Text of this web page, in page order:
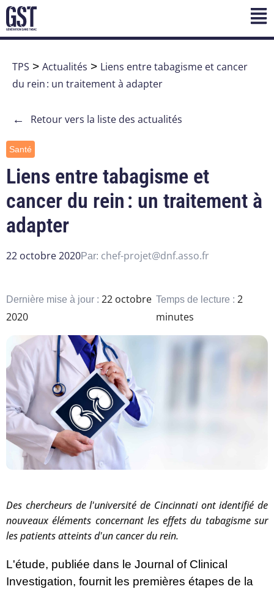
TPS > Actualités > Liens entre tabagisme et cancer
du rein : un traitement à adapter
← Retour vers la liste des actualités
Santé
Liens entre tabagisme et
cancer du rein : un traitement à
adapter
22 octobre 2020Par: chef-projet@dnf.asso.fr
Dernière mise à jour : 22 octobre
2020
Temps de lecture : 2
minutes
Des chercheurs de l'université de Cincinnati ont identifié de
nouveaux éléments concernant les effets du tabagisme sur
les patients atteints d'un cancer du rein.
L'étude, publiée dans le Journal of Clinical
Investigation, fournit les premières étapes de la